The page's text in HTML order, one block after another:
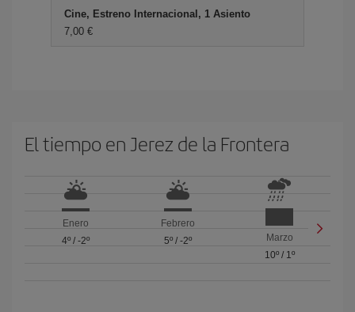
Cine, Estreno Internacional, 1 Asiento
7,00 €
El tiempo en Jerez de la Frontera
Enero
4º/ -2º
Febrero
5º/ -2º
Marzo
10º/ 1º